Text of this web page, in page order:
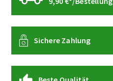
Sichere Zahlung